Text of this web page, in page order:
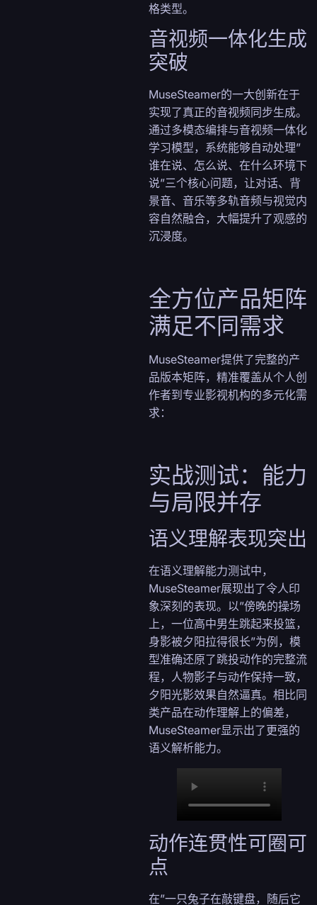
格类型。
音视频一体化生成
突破
MuseSteamer的一大创新在于
实现了真正的音视频同步生成。
通过多模态编排与音视频一体化
学习模型，系统能够自动处理”
谁在说、怎么说、在什么环境下
说”三个核心问题，让对话、背
景音、音乐等多轨音频与视觉内
容自然融合，大幅提升了观感的
沉浸度。
全方位产品矩阵
满足不同需求
MuseSteamer提供了完整的产
品版本矩阵，精准覆盖从个人创
作者到专业影视机构的多元化需
求：
实战测试：能力
与局限并存
语义理解表现突出
在语义理解能力测试中，
MuseSteamer展现出了令人印
象深刻的表现。以”傍晚的操场
上，一位高中男生跳起来投篮，
身影被夕阳拉得很长”为例，模
型准确还原了跳投动作的完整流
程，人物影子与动作保持一致，
夕阳光影效果自然逼真。相比同
类产品在动作理解上的偏差，
MuseSteamer显示出了更强的
语义解析能力。
动作连贯性可圈可
点
在”一只兔子在敲键盘，随后它